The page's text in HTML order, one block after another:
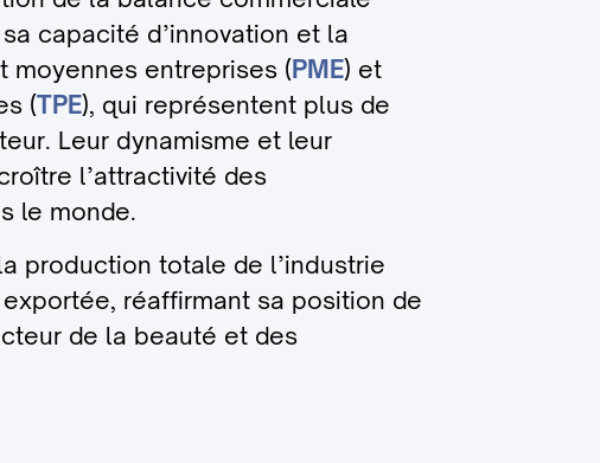
capacité d’innovation et la
entreprises ( PME) et
(TPE), qui représentent plus de
Leur dynamisme et leur
l’attractivité des
le monde.
production totale de l’industrie
réaffirmant sa position de
de la beauté et des